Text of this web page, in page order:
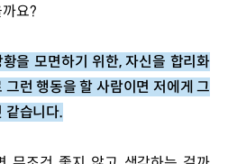
요?
황을 모면하기 위한, 자신을 합리화
런 행동을 할 사람이면 저에게 그
같습니다.